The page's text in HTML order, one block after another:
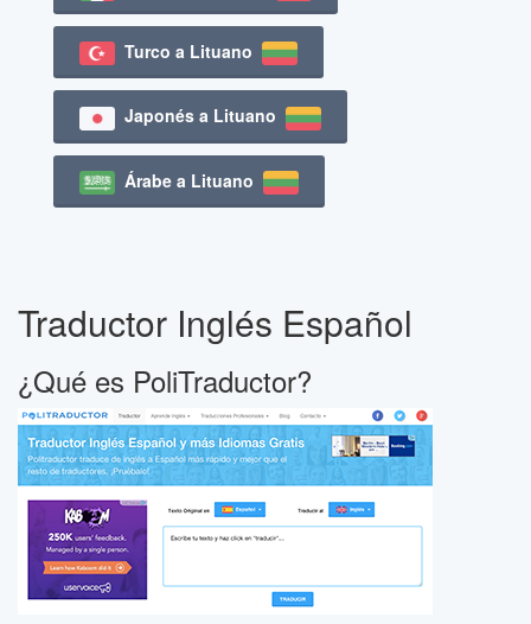
Turco a Lituano
Japonés a Lituano
Árabe a Lituano
Traductor Inglés Español
¿Qué es PoliTraductor?